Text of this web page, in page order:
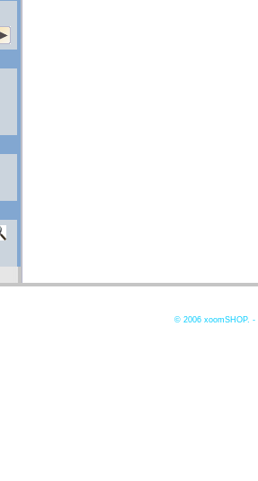
© 2006 xoomSHOP. -